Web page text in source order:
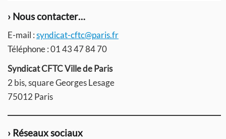
› Nous contacter…
E-mail :syndicat-cftc@paris.fr
Téléphone : 01 43 47 84 70
Syndicat CFTC Ville de Paris
2 bis, square Georges Lesage
75012 Paris
› Réseaux sociaux